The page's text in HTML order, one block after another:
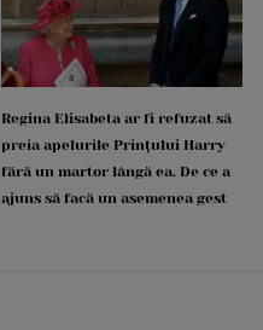
Regina Elisabeta ar fi refuzat să
preia apelurile Prințului Harry
fără un martor lângă ea. De ce a
ajuns să facă un asemenea gest